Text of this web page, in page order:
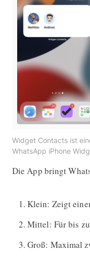
Widget Contacts ist
WhatsApp iPhone
Die App bringt
Klein: Zeigt
Mittel: Für bis
Groß: Maximal